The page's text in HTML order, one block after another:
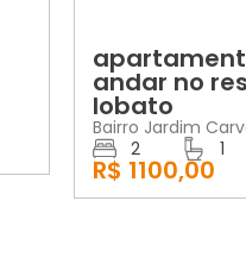
para alugar no 1º
monteiro